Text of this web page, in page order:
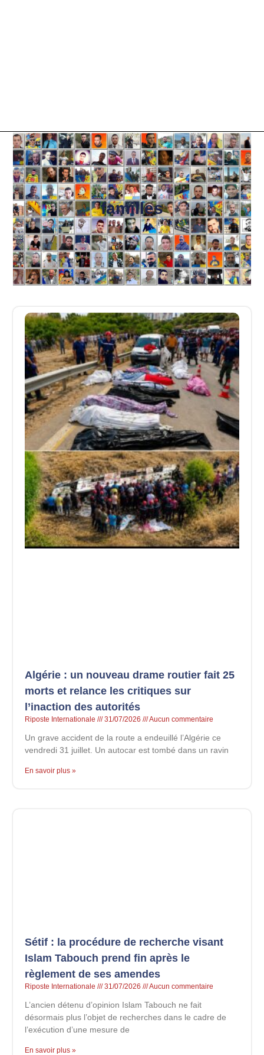
familles
Algérie : un nouveau drame routier fait 25
morts et relance les critiques sur
l’inaction des autorités
Riposte Internationale 31/07/2026 Aucun commentaire
Un grave accident de la route a endeuillé l’Algérie ce
vendredi 31 juillet. Un autocar est tombé dans un ravin
En savoir plus »
Sétif : la procédure de recherche visant
Islam Tabouch prend fin après le
règlement de ses amendes
Riposte Internationale 31/07/2026 Aucun commentaire
L’ancien détenu d’opinion Islam Tabouch ne fait
désormais plus l’objet de recherches dans le cadre de
l’exécution d’une mesure de
En savoir plus »